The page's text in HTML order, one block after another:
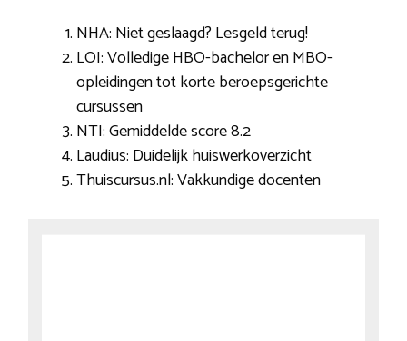
NHA: Niet geslaagd? Lesgeld terug!
LOI: Volledige HBO-bachelor en MBO-
opleidingen tot korte beroepsgerichte
cursussen
NTI: Gemiddelde score 8.2
Laudius: Duidelijk huiswerkoverzicht
Thuiscursus.nl: Vakkundige docenten